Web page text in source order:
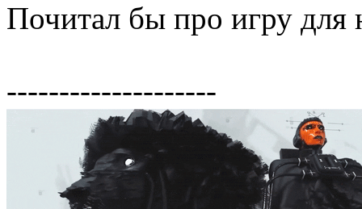
Почитал бы про игру для
--------------------